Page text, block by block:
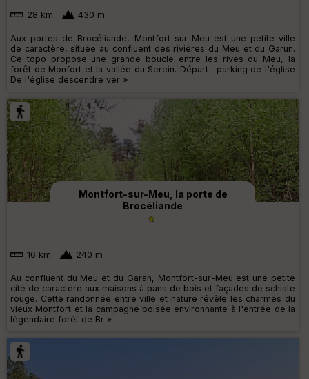
28 km 430 m
Aux portes de Brocéliande, Montfort-sur-Meu est une petite ville
de caractère, située au confluent des rivières du Meu et du Garun.
Ce topo propose une grande boucle entre les rives du Meu, la
forêt de Monfort et la vallée du Serein. Départ : parking de l'église
De l'église descendre ver »
Montfort-sur-Meu, la porte de
Brocéliande
16 km 240 m
Au confluent du Meu et du Garan, Montfort-sur-Meu est une petite
cité de caractère aux maisons à pans de bois et façades de schiste
rouge. Cette randonnée entre ville et nature révèle les charmes du
vieux Montfort et la campagne boisée environnante à l'entrée de la
légendaire forêt de Br »